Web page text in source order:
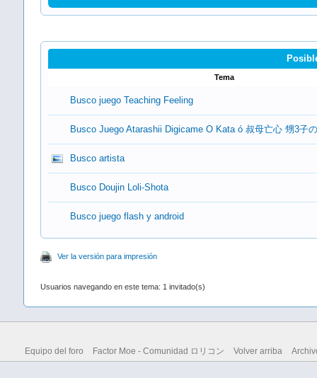
Tema
Busco juego Teaching Feeling
Busco Juego Atarashii Digicame O Kata ó 叔母亡心 甥3子
Busco artista
Busco Doujin Loli-Shota
Busco juego flash y android
Ver la versión para impresión
Usuarios navegando en este tema: 1 invitado(s)
Equipo del foro Factor Moe - Comunidad ロリコン Volver arriba